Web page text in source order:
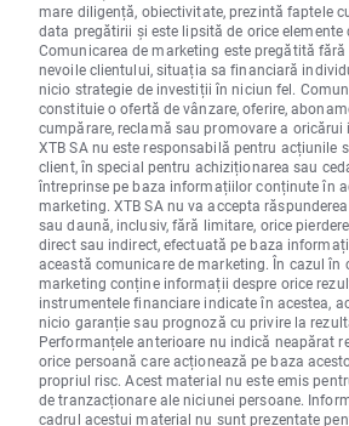
mare diligență, obiectivitate, prezintă faptele
data pregătirii și este lipsită de orice elemente
Comunicarea de marketing este pregătită
nevoile clientului, situația sa financiară
nicio strategie de investiții în niciun fel.
constituie o ofertă de vânzare, oferire,
cumpărare, reclamă sau promovare a
XTB SA nu este responsabilă pentru acțiunile
client, în special pentru achiziționarea sau
întreprinse pe baza informațiilor conținute în
marketing. XTB SA nu va accepta
sau daună, inclusiv, fără limitare, orice
direct sau indirect, efectuată pe baza
această comunicare de marketing. În cazul în
marketing conține informații despre orice
instrumentele financiare indicate în acestea,
nicio garanție sau prognoză cu privire la
Performanțele anterioare nu indică neapărat
orice persoană care acționează pe baza
propriul risc. Acest material nu este emis
de tranzacționare ale niciunei persoane.
cadrul acestui material nu sunt prezentate